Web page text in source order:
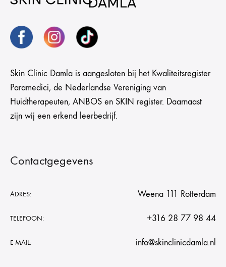
Skin Clinic Damla is aangesloten bij het Kwaliteitsregister
Paramedici, de Nederlandse Vereniging van
Huidtherapeuten, ANBOS en SKIN register. Daarnaast
zijn wij een erkend leerbedrijf.
Contactgegevens
ADRES: Weena 111 Rotterdam
TELEFOON: +316 28 77 98 44
E-MAIL: info@skinclinicdamla.nl